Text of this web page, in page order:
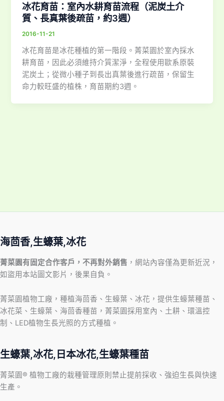
冰花育苗：室內水耕育苗流程（泥炭土介
質、長真葉後疏苗，約3週）
2016-11-21
冰花育苗是冰花種植的第一階段。菁菜園於室內採水
耕育苗，因此必須維持介質潔淨，全程使用歐系原裝
泥炭土；從微小種子到長出真葉後進行疏苗，保留生
命力較旺盛的植株，育苗期約3週。
海茴香,生蠔葉,冰花
菁菜園有固定合作客戶，不再對外銷售 ，網站內容僅為更新近況，
如盜用本站圖文影片，後果自負。
菁菜園植物工廠，種植海茴香、生蠔葉、冰花，提供生蠔葉種苗、
冰花菜、生蠔葉、海茴香種苗，菁菜園採用室內、土耕、環溫控
制、LED植物生長光照的方式種植。
生蠔葉,冰花,日本冰花,生蠔葉種苗
菁菜園® 植物工廠的栽種管理原則禁止提前採收、強迫生長與快速
生產。